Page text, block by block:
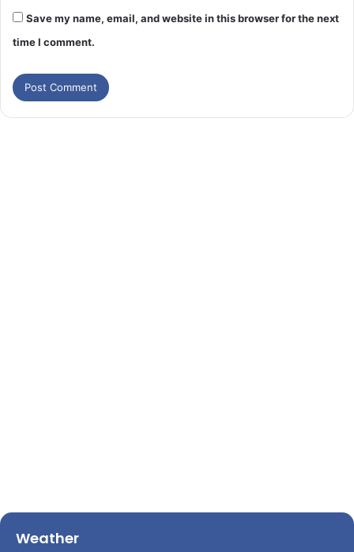
Save my name, email, and website in this browser for the next
time I comment.
Weather